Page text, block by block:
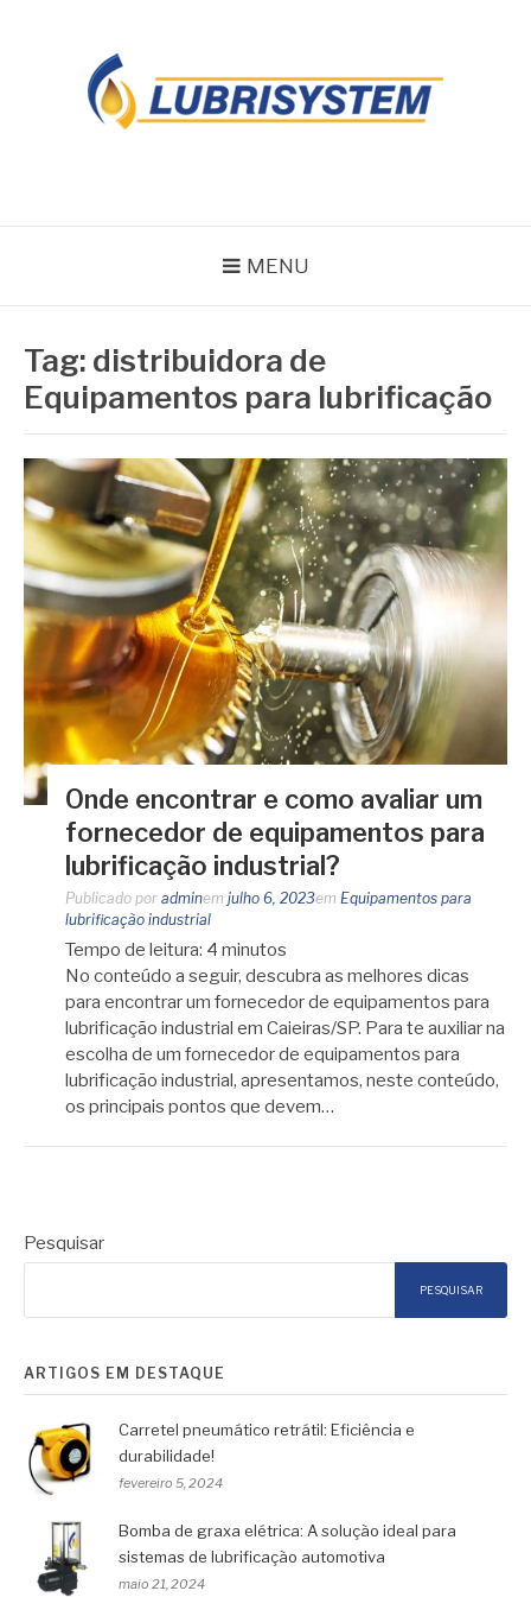
MENU
Tag: distribuidora de
Equipamentos para lubrificação
Onde encontrar e como avaliar um
fornecedor de equipamentos para
lubrificação industrial?
Publicado por adminem julho 6, 2023em Equipamentos para
lubrificação industrial
Tempo de leitura: 4 minutos
No conteúdo a seguir, descubra as melhores dicas
para encontrar um fornecedor de equipamentos para
lubrificação industrial em Caieiras/SP. Para te auxiliar na
escolha de um fornecedor de equipamentos para
lubrificação industrial, apresentamos, neste conteúdo,
os principais pontos que devem…
Pesquisar
PESQUISAR
ARTIGOS EM DESTAQUE
Carretel pneumático retrátil: Eficiência e
durabilidade!
fevereiro 5, 2024
Bomba de graxa elétrica: A solução ideal para
sistemas de lubrificação automotiva
maio 21, 2024